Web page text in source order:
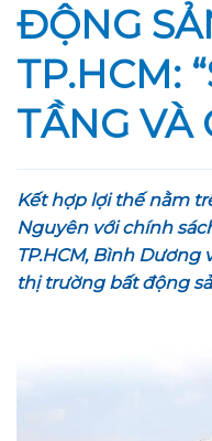
ĐỘNG
TP.HCM:
TẦNG VÀ
Kết hợp lợi thế nằm
Nguyên với chính
TP.HCM, Bình
thị trường bất động